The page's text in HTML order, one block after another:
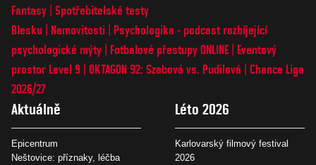
Fantasy Spotřebitelské testy
Blesku
Nemovitosti
Psychologika - podcast rozbíjející
psychologické mýty
Fotbalové přestupy ONLINE
Eventový
prostor Level 9 OKTAGON 92: Szabová vs. Pudilová
Chance Liga
2026/27
Aktuálně
Epicentrum
Neštovice: příznaky, léčba
Léto 2026
Karlovarský filmový festival
2026